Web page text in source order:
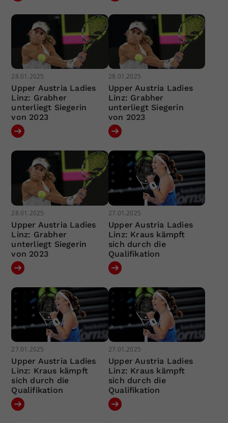
28.01.2025
Upper Austria Ladies
Linz: Grabher
unterliegt Siegerin
von 2023
28.01.2025
Upper Austria Ladies
Linz: Grabher
unterliegt Siegerin
von 2023
28.01.2025
Upper Austria Ladies
Linz: Grabher
unterliegt Siegerin
von 2023
27.01.2025
Upper Austria Ladies
Linz: Kraus kämpft
sich durch die
Qualifikation
27.01.2025
Upper Austria Ladies
Linz: Kraus kämpft
sich durch die
Qualifikation
27.01.2025
Upper Austria Ladies
Linz: Kraus kämpft
sich durch die
Qualifikation